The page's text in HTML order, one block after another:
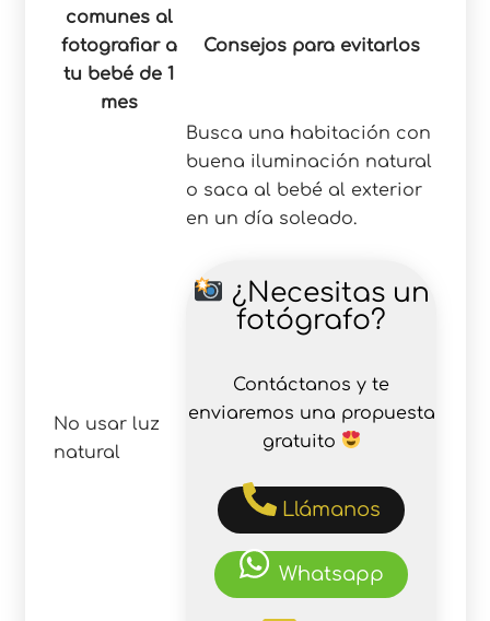
comunes al
fotografiar a
tu bebé de 1
mes
Consejos para evitarlos
No usar luz
natural
Busca una habitación con
buena iluminación natural
o saca al bebé al exterior
en un día soleado.
¿Necesitas un
fotógrafo?
Contáctanos y te
enviaremos una propuesta
gratuito
Llámanos
Whatsapp